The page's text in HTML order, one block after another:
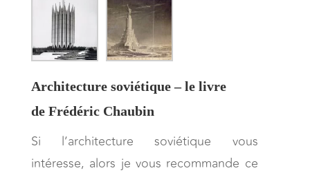
Architecture soviétique – le livre
de Frédéric Chaubin
Si l’architecture soviétique vous
intéresse, alors je vous recommande ce